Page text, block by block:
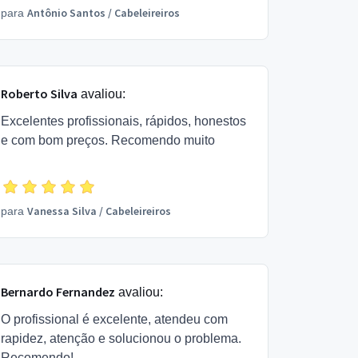
para Antônio Santos / Cabeleireiros
Roberto Silva avaliou:
Excelentes profissionais, rápidos, honestos
e com bom preços. Recomendo muito
para Vanessa Silva / Cabeleireiros
Bernardo Fernandez avaliou:
O profissional é excelente, atendeu com
rapidez, atenção e solucionou o problema.